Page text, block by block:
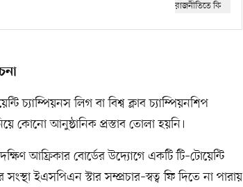
চ্যাম্পিয়নস লিগ বা বিশ্ব ক্লাব চ্যাম্পিয়নশিপ
কোনো আনুষ্ঠানিক প্রস্তাব তোলা হয়নি।
আফ্রিকার বোর্ডের উদ্যোগে একটি টি–টোয়েন্টি
ইএসপিএন স্টার সম্প্রচার–স্বত্ব ফি দিতে না পারায়